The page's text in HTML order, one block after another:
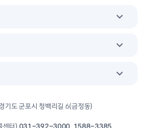
기도 군포시 청백리길 6(금정동)